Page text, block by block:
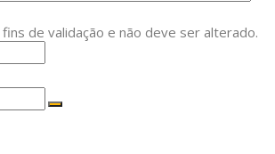
de validação e não deve ser alterado.